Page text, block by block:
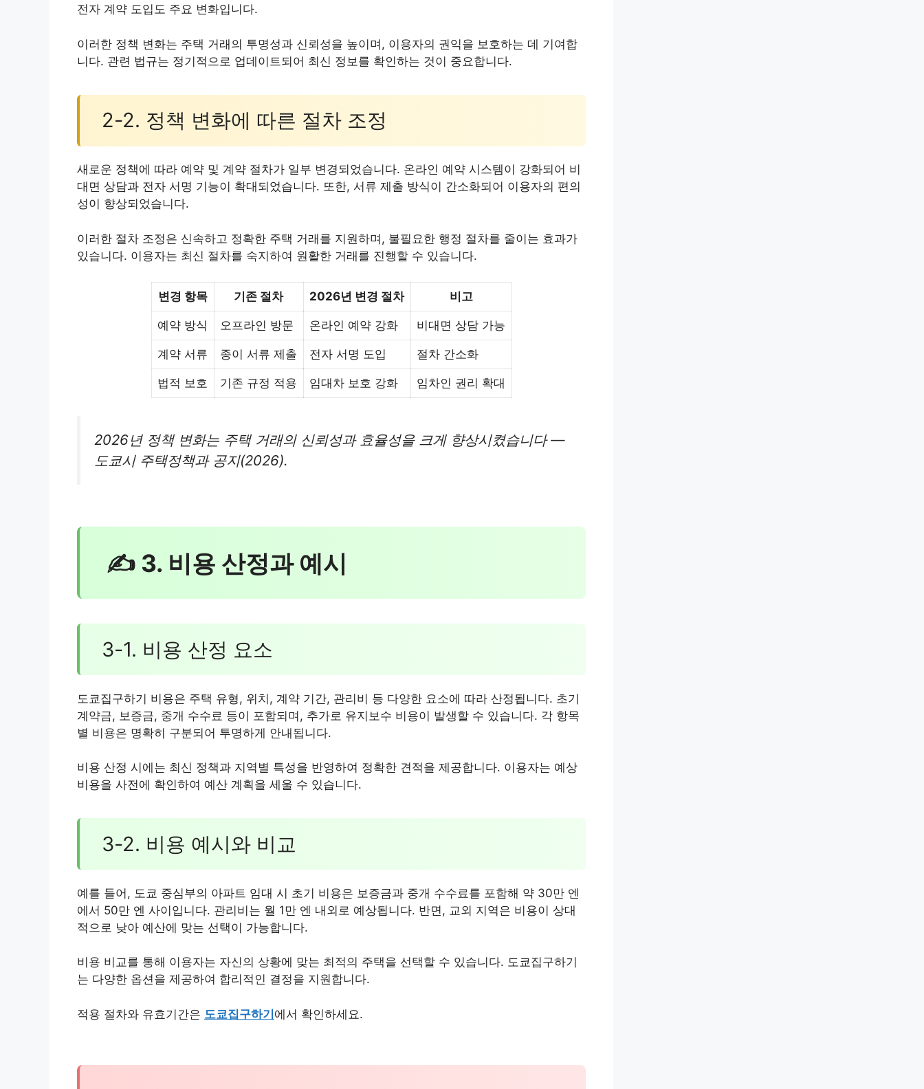
전자 계약 도입도 주요 변화입니다.
이러한 정책 변화는 주택 거래의 투명성과 신뢰성을 높이며, 이용자의 권익을 보호하는 데 기여합
니다. 관련 법규는 정기적으로 업데이트되어 최신 정보를 확인하는 것이 중요합니다.
2-2. 정책 변화에 따른 절차 조정
새로운 정책에 따라 예약 및 계약 절차가 일부 변경되었습니다. 온라인 예약 시스템이 강화되어 비
대면 상담과 전자 서명 기능이 확대되었습니다. 또한, 서류 제출 방식이 간소화되어 이용자의 편의
성이 향상되었습니다.
이러한 절차 조정은 신속하고 정확한 주택 거래를 지원하며, 불필요한 행정 절차를 줄이는 효과가
있습니다. 이용자는 최신 절차를 숙지하여 원활한 거래를 진행할 수 있습니다.
변경 항목 기존 절차 2026년 변경 절차 비고
예약 방식 오프라인 방문 온라인 예약 강화 비대면 상담 가능
계약 서류 종이 서류 제출 전자 서명 도입 절차 간소화
법적 보호 기존 규정 적용 임대차 보호 강화 임차인 권리 확대
2026년 정책 변화는 주택 거래의 신뢰성과 효율성을 크게 향상시켰습니다 —
도쿄시 주택정책과 공지(2026).
✍ 3. 비용 산정과 예시
3-1. 비용 산정 요소
도쿄집구하기 비용은 주택 유형, 위치, 계약 기간, 관리비 등 다양한 요소에 따라 산정됩니다. 초기
계약금, 보증금, 중개 수수료 등이 포함되며, 추가로 유지보수 비용이 발생할 수 있습니다. 각 항목
별 비용은 명확히 구분되어 투명하게 안내됩니다.
비용 산정 시에는 최신 정책과 지역별 특성을 반영하여 정확한 견적을 제공합니다. 이용자는 예상
비용을 사전에 확인하여 예산 계획을 세울 수 있습니다.
3-2. 비용 예시와 비교
예를 들어, 도쿄 중심부의 아파트 임대 시 초기 비용은 보증금과 중개 수수료를 포함해 약 30만 엔
에서 50만 엔 사이입니다. 관리비는 월 1만 엔 내외로 예상됩니다. 반면, 교외 지역은 비용이 상대
적으로 낮아 예산에 맞는 선택이 가능합니다.
비용 비교를 통해 이용자는 자신의 상황에 맞는 최적의 주택을 선택할 수 있습니다. 도쿄집구하기
는 다양한 옵션을 제공하여 합리적인 결정을 지원합니다.
적용 절차와 유효기간은 도쿄집구하기에서 확인하세요.